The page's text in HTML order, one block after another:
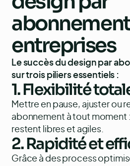
entreprises
Le succès du design par
sur trois piliers essentiels :
1.Flexibilité
Mettre en pause, ajuster ou
abonnement à tout moment
restent libres et agiles.
2.Rapidité et
Grâce à des process